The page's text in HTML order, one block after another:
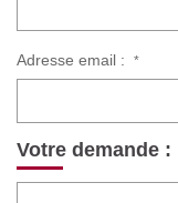
Adresse email : *
Votre demande :